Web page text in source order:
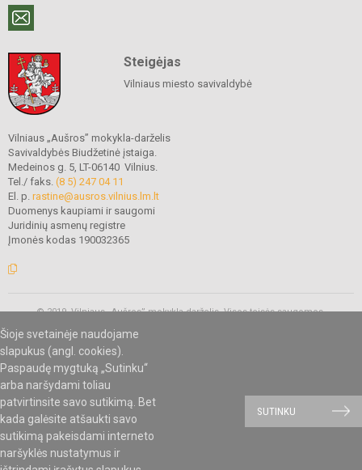
Šioje svetainėje naudojame
slapukus (angl. cookies).
Paspaudę mygtuką „Sutinku“
arba naršydami toliau
patvirtinsite savo sutikimą. Bet
kada galėsite atšaukti savo
sutikimą pakeisdami interneto
naršyklės nustatymus ir
SUTINKU
Steigėjas
Vilniaus miesto savivaldybė
Vilniaus „Aušros” mokykla-darželis
Savivaldybės Biudžetinė įstaiga.
Medeinos g. 5, LT-06140 Vilnius.
Tel./ faks. (8 5) 247 04 11
El. p. rastine@ausros.vilnius.lm.lt
Duomenys kaupiami ir saugomi
Juridinių asmenų registre
Įmonės kodas 190032365
© 2019. Vilniaus „Aušros” mokykla-darželis. Visos teisės saugomos.
SVETAINESMOKYKLOMS.LT